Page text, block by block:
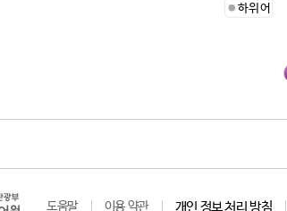
하위어
도움말 이용 약관 개인 정보 처리 방침